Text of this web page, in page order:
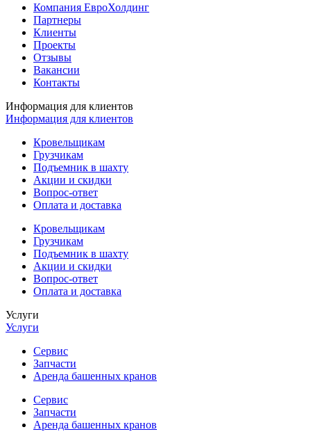
Компания ЕвроХолдинг
Партнеры
Клиенты
Проекты
Отзывы
Вакансии
Контакты
Информация для клиентов
Информация для клиентов
Кровельщикам
Грузчикам
Подъемник в шахту
Акции и скидки
Вопрос-ответ
Оплата и доставка
Кровельщикам
Грузчикам
Подъемник в шахту
Акции и скидки
Вопрос-ответ
Оплата и доставка
Услуги
Услуги
Сервис
Запчасти
Аренда башенных кранов
Сервис
Запчасти
Аренда башенных кранов